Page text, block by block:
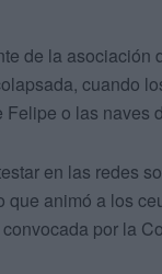
de la
cuando
o las naves
en las redes
animó a los
por la